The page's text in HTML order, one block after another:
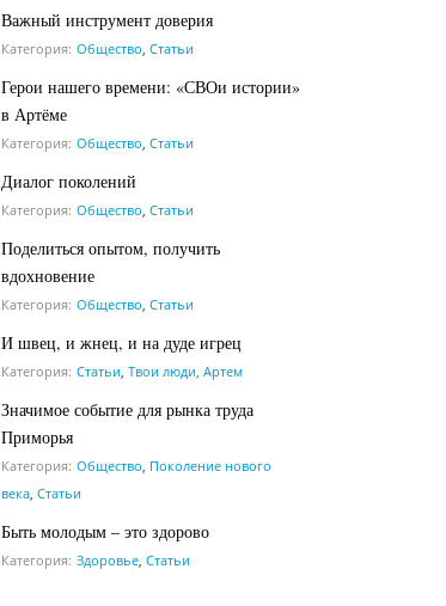
Важный инструмент доверия
Категория: Общество Статьи
Герои нашего времени: «СВОи истории»
в Артёме
Категория: Общество Статьи
Диалог поколений
Категория: Общество Статьи
Поделиться опытом, получить
вдохновение
Категория: Общество Статьи
И швец, и жнец, и на дуде игрец
Категория: Статьи Твои люди, Артем
Значимое событие для рынка труда
Приморья
Категория: Общество Поколение нового
века Статьи
Быть молодым – это здорово
Категория: Здоровье Статьи